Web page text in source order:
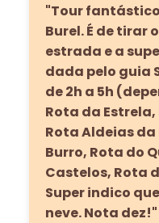
"Tour
Burel. É de tirar
estrada e a
dada pelo guia
de 2h a 5h
Rota da
Rota Aldeias
Burro, Rota do
Castelos, Rota
Super indico
neve. Nota dez!"